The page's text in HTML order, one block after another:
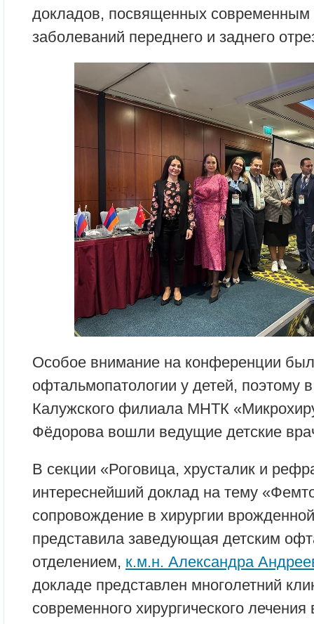
докладов, посвященных современным
заболеваний переднего и заднего
Особое внимание на конференции
офтальмопатологии у детей, поэтому
Калужского филиала МНТК
Фёдорова вошли ведущие детские
В секции «Роговица, хрусталик и
интереснейший доклад на тему
сопровождение в хирургии
представила заведующая детским
отделением, к.м.н. Александра
докладе представлен многолетний
современного хирургического